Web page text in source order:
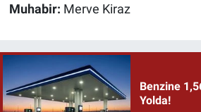
Muhabir: Merve Kiraz
Benzine
Yolda!